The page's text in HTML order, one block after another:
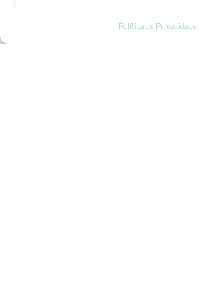
Política de Privacidade
Propriedade Intelectual
Colaboração com Bloggers